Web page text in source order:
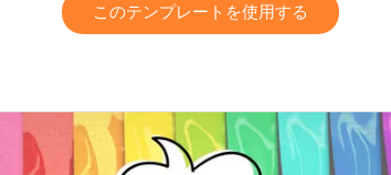
このテンプレートを使用する